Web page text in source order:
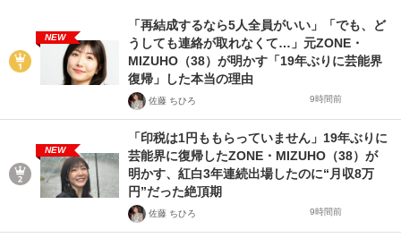
NEW
「再結成するなら5人全員がいい」「でも、ど
うしても連絡が取れなくて…」元ZONE・
MIZUHO（38）が明かす「19年ぶりに芸能界
復帰」した本当の理由
佐藤 ちひろ 9時間前
NEW
「印税は1円ももらっていません」19年ぶりに
芸能界に復帰したZONE・MIZUHO（38）が
明かす、紅白3年連続出場したのに“月収8万
円”だった絶頂期
佐藤 ちひろ 9時間前